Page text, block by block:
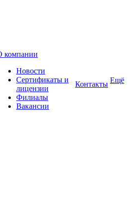
компании
Новости
Сертификаты и
лицензии
Филиалы
Вакансии
Контакты Ещё